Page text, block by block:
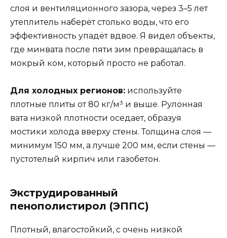
слоя и вентиляционного зазора, через 3–5 лет
утеплитель наберёт столько воды, что его
эффективность упадёт вдвое. Я видел объекты,
где минвата после пяти зим превращалась в
мокрый ком, который просто не работал.
Для холодных регионов: используйте
плотные плиты от 80 кг/м³ и выше. Рулонная
вата низкой плотности оседает, образуя
мостики холода вверху стены. Толщина слоя —
минимум 150 мм, а лучше 200 мм, если стены —
пустотелый кирпич или газобетон.
Экструдированный
пенополистирол (ЭППС)
Плотный, влагостойкий, с очень низкой